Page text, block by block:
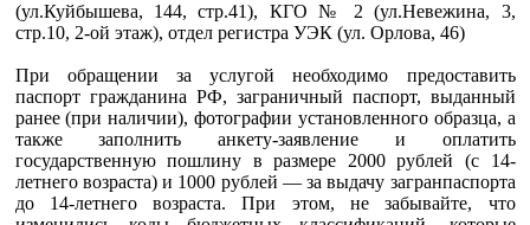
(ул.Куйбышева, 144, стр.41), КГО № 2 (ул.Невежина, 3,
стр.10, 2-ой этаж), отдел регистра УЭК (ул. Орлова, 46)
При обращении за услугой необходимо предоставить
паспорт гражданина РФ, заграничный паспорт, выданный
ранее (при наличии), фотографии установленного образца, а
также заполнить анкету-заявление и оплатить
государственную пошлину в размере 2000 рублей (с 14-
летнего возраста) и 1000 рублей — за выдачу загранпаспорта
до 14-летнего возраста. При этом, не забывайте, что